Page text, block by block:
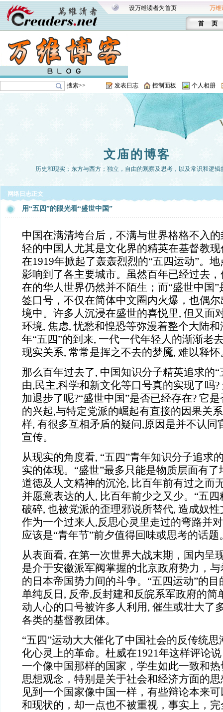
设万维读者为首页 万维
首 页
搜索>> 发表日志 控制面板 个人相册
文庙的博客
历史和现实；东方与西方；独立，自由的观察及思考，以及常识和逻辑
网络日志正文
用“五四”的眼光看“盛世中国”
中国在满清垮台后，不满与世界格格不入
轻的中国人尤其是文化界的精英在基督教
在1919年掀起了轰轰烈烈的“五四运动”。
影响到了各主要城市。虽然百年已经过去
在的华人世界仍然并不陌生；而“盛世中国
签口号，不仅在简体中文圈内火爆，也偶
境中。许多人沉浸在盛世的喜悦里, 但又面
环境, 焦虑, 忧愁和惶恐等弥漫着整个大陆
年“五四”的到来, 一代一代年轻人的渐渐老
现实关系, 常常是挥之不去的梦魇, 难以释怀
那么百年过去了, 中国知识分子精英追求的“
由,民主,科学和新文化等口号真的实现了吗
加退步了呢?“盛世中国”是否已经存在? 它
的兴起,与特定党派的崛起有直接的因果关
样, 有很多互相矛盾的疑问,原因是并不认同
宣传。
从现实的角度看, “五四”青年知识分子追求
实的体现。“盛世”最多只能是物质层面有
道德及人文精神的沉沦, 比百年前有过之而
并愿意表达的人, 比百年前少之又少。“五
破碎, 也被党派的歪理邪说所替代, 造成奴
作为一个过来人,反思心灵里走过的弯路并
应该是“青年节”前夕值得回味或思考的话题
从表面看, 在第一次世界大战末期，国内呈
是介于安徽派军阀掌握的北京政府势力，
的日本帝国势力间的斗争。“五四运动”的
单纯反日, 反帝,反封建和反皖系军政府的简
动人心的口号被许多人利用, 催生或壮大了
各类的基督教团体。
“五四”运动大大催化了中国社会的反传统
化心灵上的革命。杜威在1921年这样评论
一个像中国那样的国家，学生如此一致和
思想观念，特别是关于社会和经济方面的
见到一个国家像中国一样，有些辩论本来
和现状的，却一点也不被重视，事实上，